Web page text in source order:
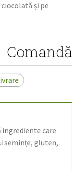
și pe
Comandă
care
semințe, gluten,